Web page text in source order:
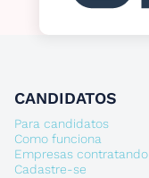
CANDIDATOS
Para candidatos
Como funciona
Empresas contratando
Cadastre-se